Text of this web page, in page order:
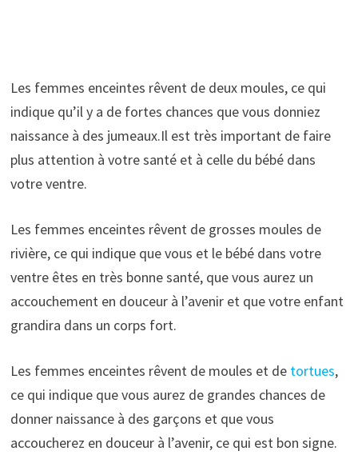
Les femmes enceintes rêvent de deux moules, ce qui
indique qu’il y a de fortes chances que vous donniez
naissance à des jumeaux.Il est très important de faire
plus attention à votre santé et à celle du bébé dans
votre ventre.
Les femmes enceintes rêvent de grosses moules de
rivière, ce qui indique que vous et le bébé dans votre
ventre êtes en très bonne santé, que vous aurez un
accouchement en douceur à l’avenir et que votre enfant
grandira dans un corps fort.
Les femmes enceintes rêvent de moules et de tortues,
ce qui indique que vous aurez de grandes chances de
donner naissance à des garçons et que vous
accoucherez en douceur à l’avenir, ce qui est bon signe.